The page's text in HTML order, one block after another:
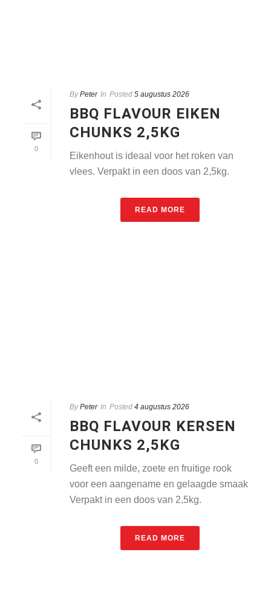
0
By Peter In Posted 5 augustus 2026
BBQ FLAVOUR EIKEN
CHUNKS 2,5KG
Eikenhout is ideaal voor het roken van
vlees. Verpakt in een doos van 2,5kg.
READ MORE
0
By Peter In Posted 4 augustus 2026
BBQ FLAVOUR KERSEN
CHUNKS 2,5KG
Geeft een milde, zoete en fruitige rook
voor een aangename en gelaagde smaak
Verpakt in een doos van 2,5kg.
READ MORE